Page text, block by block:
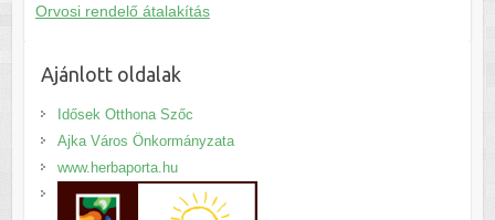
Orvosi rendelő átalakítás
Ajánlott oldalak
Idősek Otthona Szőc
Ajka Város Önkormányzata
www.herbaporta.hu